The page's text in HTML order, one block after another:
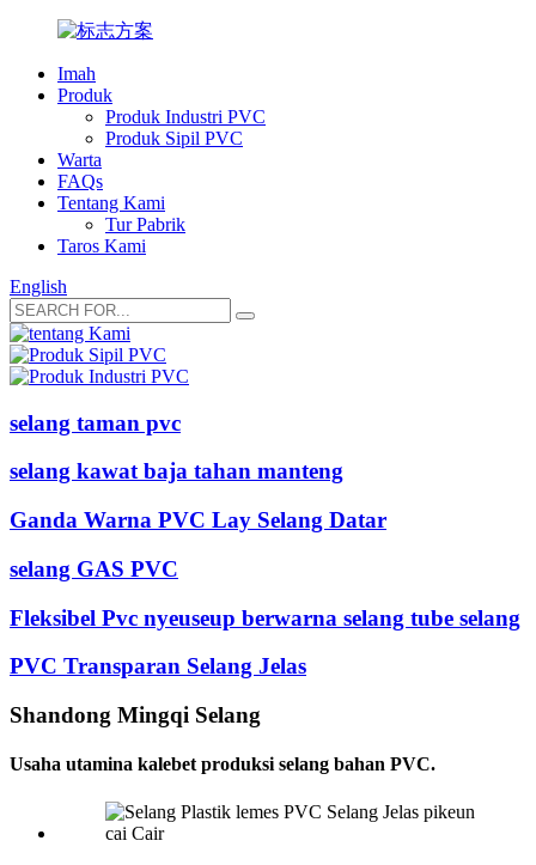
Imah
Produk
Produk Industri PVC
Produk Sipil PVC
Warta
FAQs
Tentang Kami
Tur Pabrik
Taros Kami
English
selang taman pvc
selang kawat baja tahan manteng
Ganda Warna PVC Lay Selang Datar
selang GAS PVC
Fleksibel Pvc nyeuseup berwarna selang tube selang
PVC Transparan Selang Jelas
Shandong Mingqi Selang
Usaha utamina kalebet produksi selang bahan PVC.